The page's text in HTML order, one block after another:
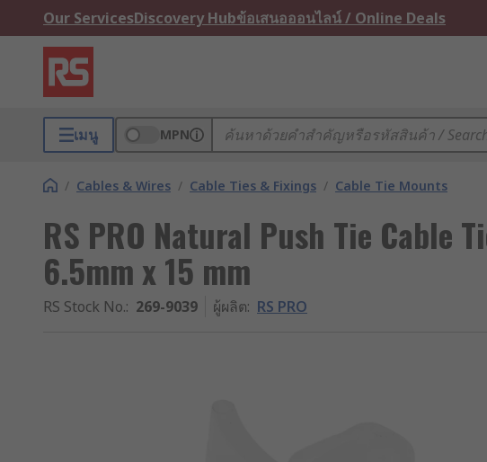
Our ServicesDiscovery Hubข้อเสนอออนไลน์ / Online Deals
เมนู MPN
/ Cables & Wires / Cable Ties & Fixings / Cable Tie Mounts
RS PRO Natural Push Tie Cable
6.5mm x 15 mm
RS Stock No.: 269-9039 ผู้ผลิต: RS PRO